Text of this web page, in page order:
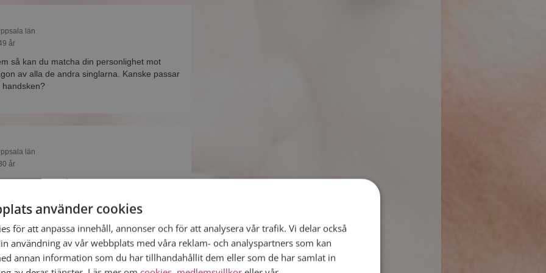
län
år
så kan du matcha din personlighet mot
av alla de andra singlarna. Kanske passar
län
år
ett fotoalbum på Mötesplatsen? Bli medlem
använder cookies
för att anpassa innehåll, annonser och för att analysera vår trafik. Vi delar också
användning av vår webbplats med våra reklam- och analyspartners som kan
annan information som du har tillhandahållit dem eller som de har samlat in